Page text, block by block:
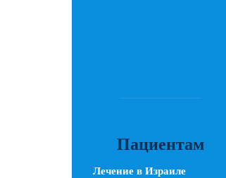
Пациентам
Лечение в Израиле